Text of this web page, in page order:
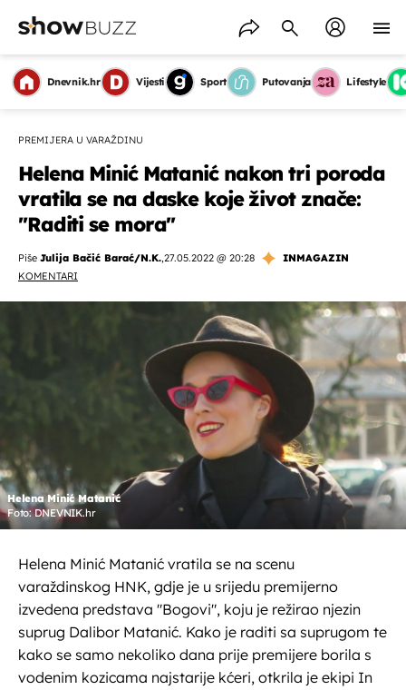
Dnevnik.hr Vijesti Sport Putovanja Lifestyle
PREMIJERA U VARAŽDINU
Helena Minić Matanić nakon tri poroda
vratila se na daske koje život znače:
''Raditi se mora''
Piše Julija Bačić Barać/N.K.,27.05.2022 @ 20:28
INMAGAZIN
KOMENTARI
Helena Minić Matanić
Foto: DNEVNIK.hr
Helena Minić Matanić vratila se na scenu
varaždinskog HNK, gdje je u srijedu premijerno
izvedena predstava "Bogovi", koju je režirao njezin
suprug Dalibor Matanić. Kako je raditi sa suprugom te
kako se samo nekoliko dana prije premijere borila s
vodenim kozicama najstarije kćeri, otkrila je ekipi In
OMOGUĆI OBAVIJESTI